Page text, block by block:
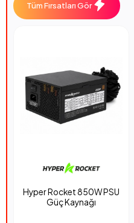
Tüm Fırsatları Gör
Hyper Rocket 850W PSU
Güç Kaynağı